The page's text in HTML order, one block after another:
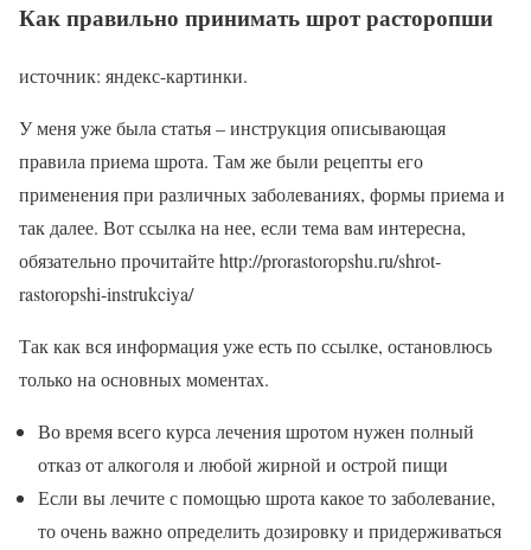
Как правильно принимать шрот расторопши
источник: яндекс-картинки.
У меня уже была статья – инструкция описывающая
правила приема шрота. Там же были рецепты его
применения при различных заболеваниях, формы приема и
так далее. Вот ссылка на нее, если тема вам интересна,
обязательно прочитайте http://prorastoropshu.ru/shrot-
rastoropshi-instrukciya/
Так как вся информация уже есть по ссылке, остановлюсь
только на основных моментах.
Во время всего курса лечения шротом нужен полный
отказ от алкоголя и любой жирной и острой пищи
Если вы лечите с помощью шрота какое то заболевание,
то очень важно определить дозировку и придерживаться